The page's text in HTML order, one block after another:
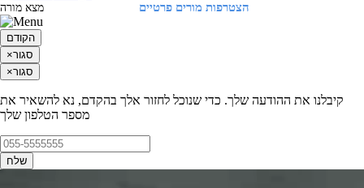
הצטרפות מורים פרטיים מצא מורה
הקודם
×סגור
×סגור
קיבלנו את ההודעה שלך. כדי שנוכל לחזור אלך בהקדם, נא להשאיר את
מספר הטלפון שלך
שלח